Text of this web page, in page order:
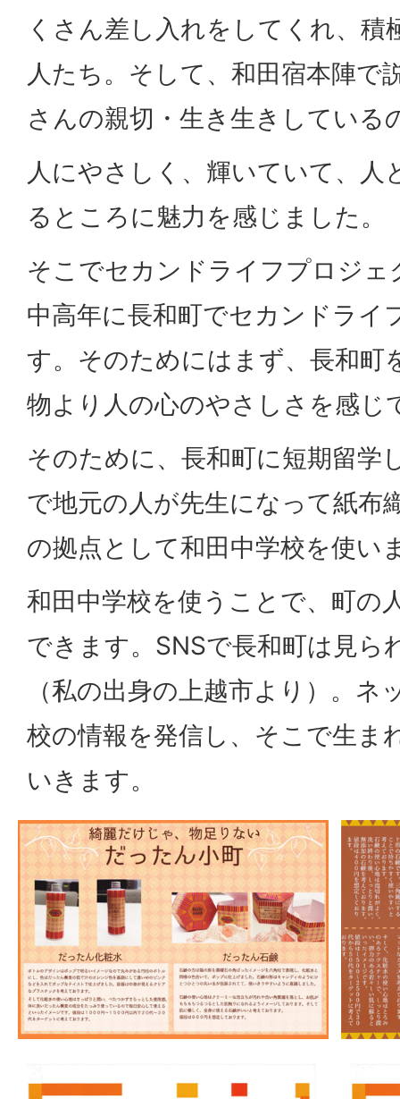
くさん差し入れをしてくれ、積
人たち。そして、和田宿本陣で
さんの親切・生き生きしている
人にやさしく、輝いていて、人
るところに魅力を感じました。
そこでセカンドライフプロジェ
中高年に長和町でセカンドライ
す。そのためにはまず、長和町
物より人の心のやさしさを感じ
そのために、長和町に短期留学
で地元の人が先生になって紙布
の拠点として和田中学校を使い
和田中学校を使うことで、町の
できます。SNSで長和町は見ら
（私の出身の上越市より）。ネ
校の情報を発信し、そこで生ま
いきます。